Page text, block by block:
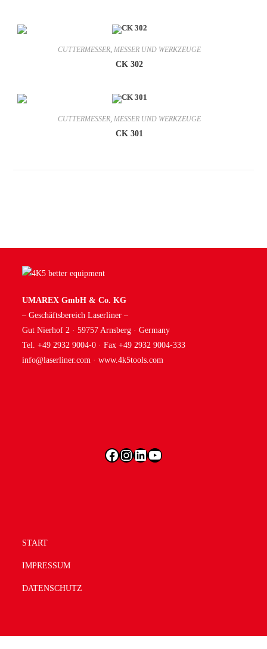
CUTTERMESSER MESSER UND WERKZEUGE
CK 302
CUTTERMESSER,MESSER UND WERKZEUGE
CK 301
UMAREX GmbH & Co. KG
– Geschäftsbereich Laserliner –
Gut Nierhof 2 · 59757 Arnsberg · Germany
Tel. +49 2932 9004-0 · Fax +49 2932 9004-333
info@laserliner.com ·www.4k5tools.com
Facebook
Instagram
LinkedIn
YouTube
START
IMPRESSUM
DATENSCHUTZ